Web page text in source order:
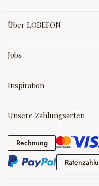
Über LOBERON
Jobs
Inspiration
Unsere Zahlungsarten
RechnungRechnung